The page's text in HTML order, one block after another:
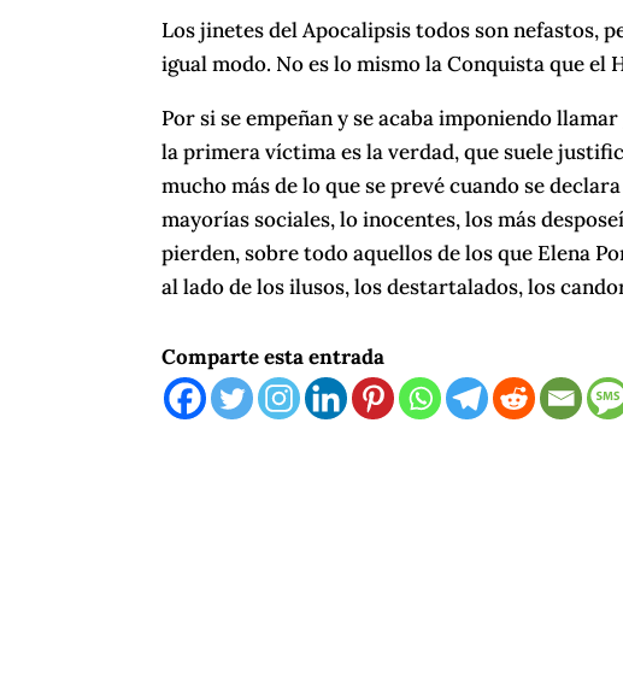
Los jinetes del Apocalipsis todos son nefastos,
igual modo. No es lo mismo la Conquista que el
Por si se empeñan y se acaba imponiendo
la primera víctima es la verdad, que suele
mucho más de lo que se prevé cuando se
mayorías sociales, lo inocentes, los más
pierden, sobre todo aquellos de los que Elena
al lado de los ilusos, los destartalados, los
Comparte esta entrada